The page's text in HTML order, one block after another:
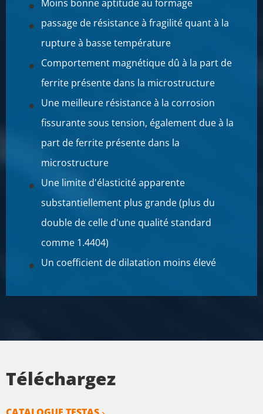
Moins bonne aptitude au formage
passage de résistance à fragilité quant à la
rupture à basse température
Comportement magnétique dû à la part de
ferrite présente dans la microstructure
Une meilleure résistance à la corrosion
fissurante sous tension, également due à la
part de ferrite présente dans la
microstructure
Une limite d'élasticité apparente
substantiellement plus grande (plus du
double de celle d'une qualité standard
comme 1.4404)
Un coefficient de dilatation moins élevé
Téléchargez